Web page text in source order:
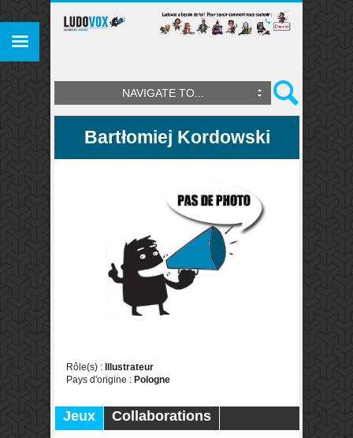
NAVIGATE TO...
Bartłomiej Kordowski
Rôle(s) : Illustrateur
Pays d'origine : Pologne
Jeux
Collaborations